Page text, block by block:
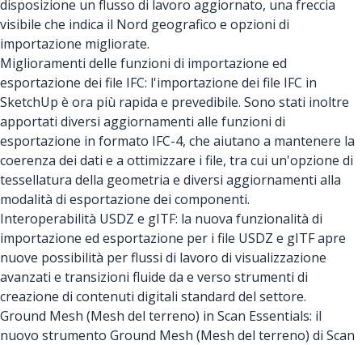
disposizione un flusso di lavoro aggiornato, una freccia
visibile che indica il Nord geografico e opzioni di
importazione migliorate.
Miglioramenti delle funzioni di importazione ed
esportazione dei file IFC: l'importazione dei file IFC in
SketchUp è ora più rapida e prevedibile. Sono stati inoltre
apportati diversi aggiornamenti alle funzioni di
esportazione in formato IFC-4, che aiutano a mantenere la
coerenza dei dati e a ottimizzare i file, tra cui un'opzione di
tessellatura della geometria e diversi aggiornamenti alla
modalità di esportazione dei componenti.
Interoperabilità USDZ e gITF: la nuova funzionalità di
importazione ed esportazione per i file USDZ e gITF apre
nuove possibilità per flussi di lavoro di visualizzazione
avanzati e transizioni fluide da e verso strumenti di
creazione di contenuti digitali standard del settore.
Ground Mesh (Mesh del terreno) in Scan Essentials: il
nuovo strumento Ground Mesh (Mesh del terreno) di Scan